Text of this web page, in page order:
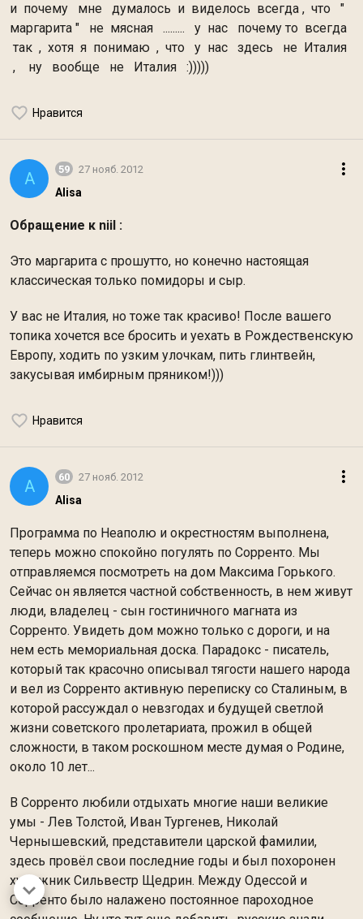
и почему мне думалось и виделось всегда , что "
маргарита " не мясная ......... у нас почему то всегда
так , хотя я понимаю , что у нас здесь не Италия
, ну вообще не Италия :)))))
Нравится
A 59 27 нояб. 2012
Alisa
Обращение к niil :
Это маргарита с прошутто, но конечно настоящая
классическая только помидоры и сыр.
У вас не Италия, но тоже так красиво! После вашего
топика хочется все бросить и уехать в Рождественскую
Европу, ходить по узким улочкам, пить глинтвейн,
закусывая имбирным пряником!)))
Нравится
A 60 27 нояб. 2012
Alisa
Программа по Неаполю и окрестностям выполнена,
теперь можно спокойно погулять по Сорренто. Мы
отправляемся посмотреть на дом Максима Горького.
Сейчас он является частной собственность, в нем живут
люди, владелец - сын гостиничного магната из
Сорренто. Увидеть дом можно только с дороги, и на
нем есть мемориальная доска. Парадокс - писатель,
который так красочно описывал тягости нашего народа
и вел из Сорренто активную переписку со Сталиным, в
которой рассуждал о невзгодах и будущей светлой
жизни советского пролетариата, прожил в общей
сложности, в таком роскошном месте думая о Родине,
около 10 лет...
В Сорренто любили отдыхать многие наши великие
умы - Лев Толстой, Иван Тургенев, Николай
Чернышевский, представители царской фамилии,
здесь провёл свои последние годы и был похоронен
художник Сильвестр Щедрин. Между Одессой и
Сорренто было налажено постоянное пароходное